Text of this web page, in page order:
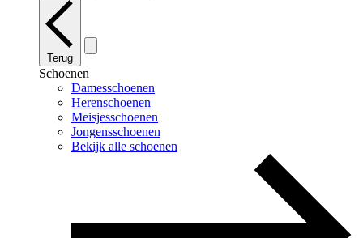
Terug
Schoenen
Damesschoenen
Herenschoenen
Meisjesschoenen
Jongensschoenen
Bekijk alle schoenen